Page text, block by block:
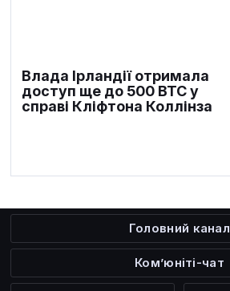
Влада Ірландії отримала
доступ ще до 500 BTC у
справі Кліфтона Коллінза
Головний канал
Ком’юніті-чат